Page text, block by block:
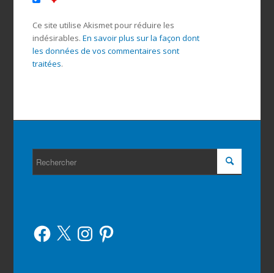
Ce site utilise Akismet pour réduire les
indésirables. En savoir plus sur la façon dont
les données de vos commentaires sont
traitées.
Facebook
X InstagramPinterest